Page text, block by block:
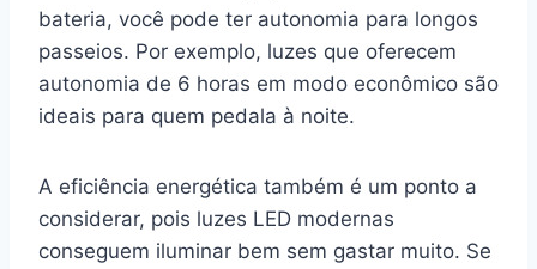
bateria, você pode ter autonomia para longos
passeios. Por exemplo, luzes que oferecem
autonomia de 6 horas em modo econômico são
ideais para quem pedala à noite.
A eficiência energética também é um ponto a
considerar, pois luzes LED modernas
conseguem iluminar bem sem gastar muito. Se